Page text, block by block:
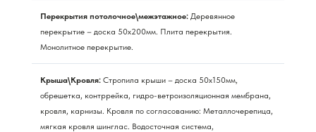
Перекрытия потолочное\межэтажное: Деревянное
перекрытие – доска 50х200мм. Плита перекрытия.
Монолитное перекрытие.
Крыша\Кровля: Стропила крыши – доска 50х150мм,
обрешетка, контррейка, гидро-ветроизоляционная мембрана,
кровля, карнизы. Кровля по согласованию: Металлочерепица,
мягкая кровля шинглас. Водосточная система,